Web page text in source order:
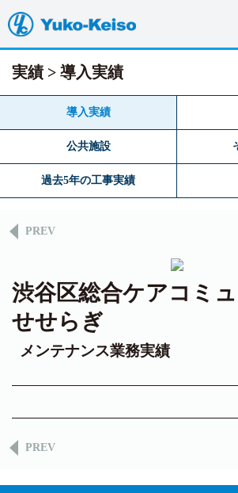
実績 導入実績
導入実績
公共施設
過去5年の工事実績
PREV
渋谷区総合ケアコミ
せせらぎ
メンテナンス業務実績
PREV